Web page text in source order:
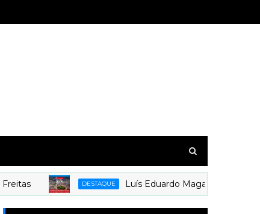
DESTAQUE Luís Eduardo Magalhães é o mais